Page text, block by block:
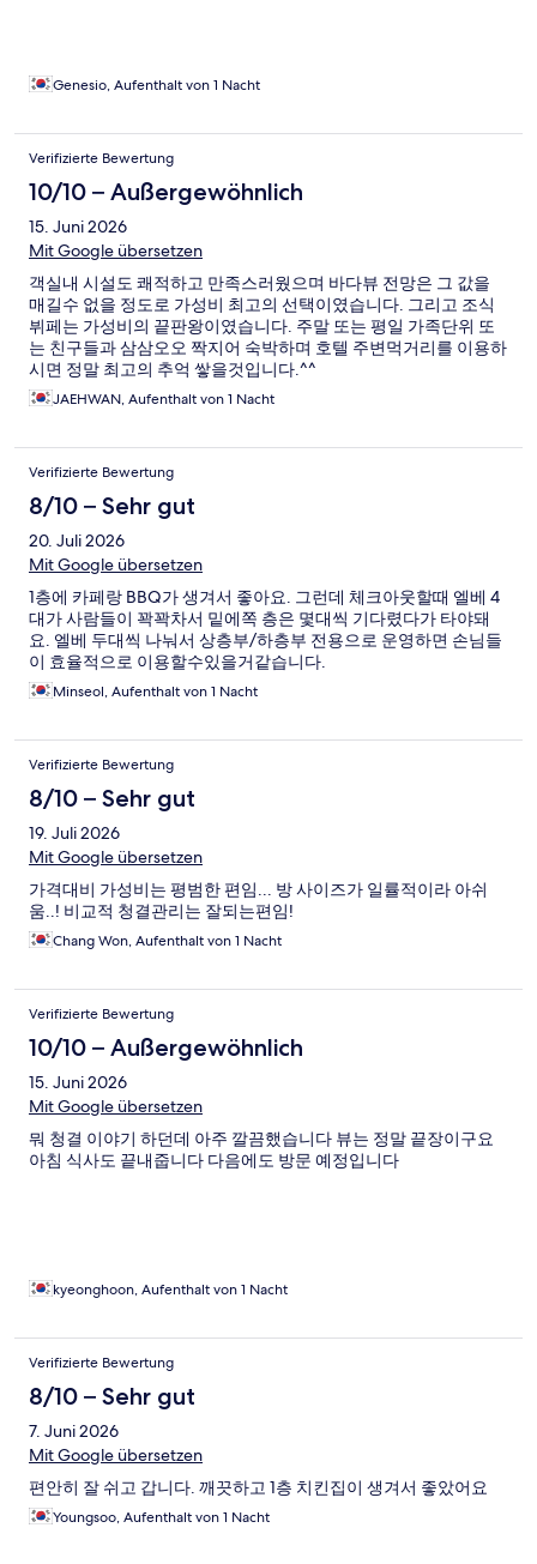
Genesio, Aufenthalt von 1 Nacht
Verifizierte Bewertung
10/10 – Außergewöhnlich
15. Juni 2026
Mit Google übersetzen
객실내 시설도 쾌적하고 만족스러웠으며 바다뷰 전망은 그 값을
매길수 없을 정도로 가성비 최고의 선택이였습니다. 그리고 조식
뷔페는 가성비의 끝판왕이였습니다. 주말 또는 평일 가족단위 또
는 친구들과 삼삼오오 짝지어 숙박하며 호텔 주변먹거리를 이용하
시면 정말 최고의 추억 쌓을것입니다.^^
JAEHWAN, Aufenthalt von 1 Nacht
Verifizierte Bewertung
8/10 – Sehr gut
20. Juli 2026
Mit Google übersetzen
1층에 카페랑 BBQ가 생겨서 좋아요. 그런데 체크아웃할때 엘베 4
대가 사람들이 꽉꽉차서 밑에쪽 층은 몇대씩 기다렸다가 타야돼
요. 엘베 두대씩 나눠서 상층부/하층부 전용으로 운영하면 손님들
이 효율적으로 이용할수있을거같습니다.
Minseol, Aufenthalt von 1 Nacht
Verifizierte Bewertung
8/10 – Sehr gut
19. Juli 2026
Mit Google übersetzen
가격대비 가성비는 평범한 편임... 방 사이즈가 일률적이라 아쉬
움..! 비교적 청결관리는 잘되는편임!
Chang Won, Aufenthalt von 1 Nacht
Verifizierte Bewertung
10/10 – Außergewöhnlich
15. Juni 2026
Mit Google übersetzen
뭐 청결 이야기 하던데 아주 깔끔했습니다 뷰는 정말 끝장이구요
아침 식사도 끝내줍니다 다음에도 방문 예정입니다
kyeonghoon, Aufenthalt von 1 Nacht
Verifizierte Bewertung
8/10 – Sehr gut
7. Juni 2026
Mit Google übersetzen
편안히 잘 쉬고 갑니다. 깨끗하고 1층 치킨집이 생겨서 좋았어요
Youngsoo, Aufenthalt von 1 Nacht